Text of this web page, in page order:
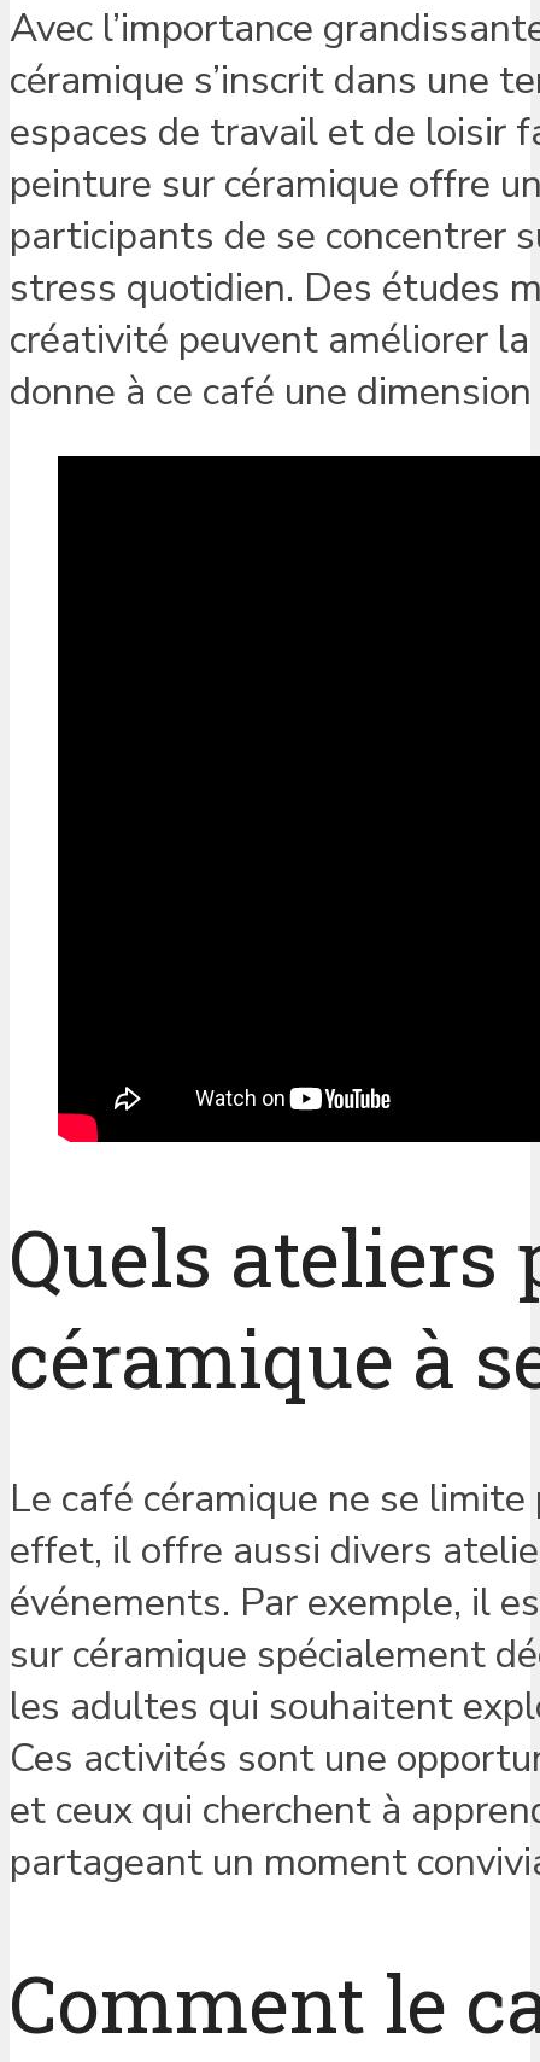
Avec l’importance
céramique s’inscrit dans une
espaces de travail et de loisir
peinture sur céramique offre
participants de se concentrer
stress quotidien. Des études
créativité peuvent améliorer
donne à ce café une
Quels ateliers
céramique à
Le café céramique ne se
effet, il offre aussi divers
événements. Par exemple, il
sur céramique spécialement
les adultes qui souhaitent
Ces activités sont une
et ceux qui cherchent à
partageant un moment
Comment le